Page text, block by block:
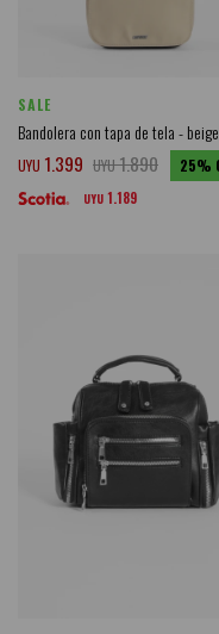
SALE
Bandolera con tapa de tela - beige
UYU 1.399 UYU1.890 25
UYU 1.189